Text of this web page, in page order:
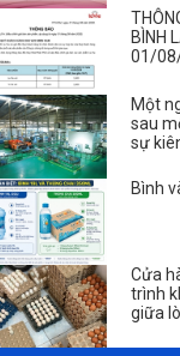
BÌNH
01/
Một
sau
sự
Bình
Cửa
trình
giữa